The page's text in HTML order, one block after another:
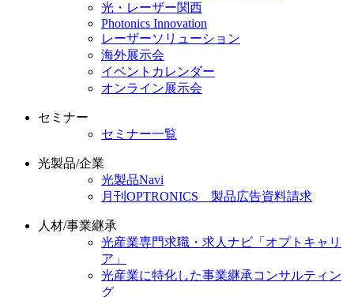
光・レーザー関西
Photonics Innovation
レーザーソリューション
海外展示会
イベントカレンダー
オンライン展示会
セミナー
セミナー一覧
光製品/企業
光製品Navi
月刊OPTRONICS 製品広告資料請求
人材/事業継承
光産業専門求職・求人ナビ「オプトキャリ
ア」
光産業に特化した事業継承コンサルティン
グ